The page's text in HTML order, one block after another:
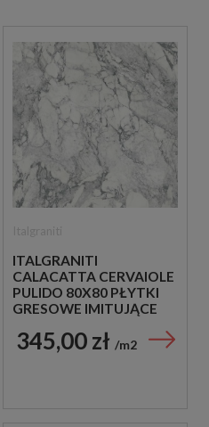
ITALGRANITI
CALACATTA CERVAIOLE
PULIDO 80X80 PŁYTKI
GRESOWE IMITUJĄCE
345,00 zł m2